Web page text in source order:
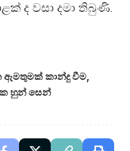
ද වසා දමා තිබුණි.
ඇමතුමක් කාන්දු වීම
හුන් සෙන්